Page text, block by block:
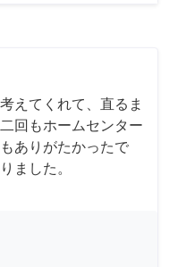
えてくれて、直るま
回もホームセンター
ありがたかったで
ました。